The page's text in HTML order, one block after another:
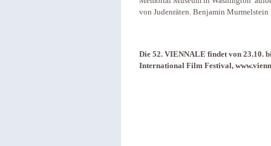
von Judenräten. Benjamin
Die 52. VIENNALE findet von 23.10.
International Film Festival,